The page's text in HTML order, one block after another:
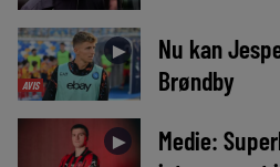
AVIS
►
Nu kan
Brøndby
►
Medie: